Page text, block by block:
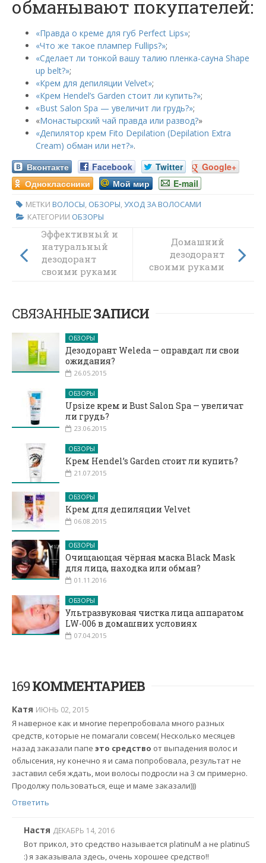
обманывают покупателей:
«Правда о креме для губ Perfect Lips»;
«Что же такое плампер Fullips?»;
«Сделает ли тонкой вашу талию пленка-сауна Shape
up belt?»;
«Крем для депиляции Velvet»;
«Крем Hendel’s Garden стоит ли купить?»;
«Bust Salon Spa — увеличит ли грудь?»;
«Монастырский чай правда или развод?»
«Депилятор крем Fito Depilation (Depilation Extra
Cream) обман или нет?».
Вконтакте Facebook Twitter
Google+
Одноклассники
Мой мир E-mail
МЕТКИ ВОЛОСЫ, ОБЗОРЫ,УХОД ЗА ВОЛОСАМИ
КАТЕГОРИИ ОБЗОРЫ
Эффективный и
натуральный
дезодорант
своими руками
Домашний
дезодорант
своими руками
СВЯЗАННЫЕЗАПИСИ
ОБЗОРЫ
Дезодорант Weleda — оправдал ли свои
ожидания?
26.05.2015
ОБЗОРЫ
Upsize крем и Bust Salon Spa — увеличат
ли грудь?
23.06.2015
ОБЗОРЫ
Крем Hendel’s Garden стоит ли купить?
21.07.2015
ОБЗОРЫ
Крем для депиляции Velvet
06.08.2015
ОБЗОРЫ
Очищающая чёрная маска Black Mask
для лица, находка или обман?
01.11.2016
ОБЗОРЫ
Ультразвуковая чистка лица аппаратом
LW-006 в домашних условиях
07.04.2015
169КОММЕНТАРИЕВ
Катя ИЮНЬ 02, 2015
Я наверное как и многие перепробовала много разных
средств, которые не помагали совсем( Несколько месяцев
назад заказали папе это средство от выпадения волос и
облысения, ну конечно я и сама попробовала, результат не
заставил себя ждать, мои волосы подросли на 3 см примерно.
Продолжу пользоваться, еще и маме заказали)))
Ответить
Настя ДЕКАБРЬ 14, 2016
Вот прикол, это средство называется platinuM а не platinuS
:) я заказывала здесь, очень хорошее средство!!